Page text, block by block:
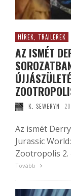
HÍREK, TRAILEREK
AZ ISMÉT
K. SEWERYN
Az ismét
Jurassic
Zootropolis
Tovább